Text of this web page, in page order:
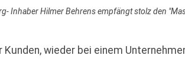
Inhaber Hilmer Behrens empfängt stolz den
wieder bei einem